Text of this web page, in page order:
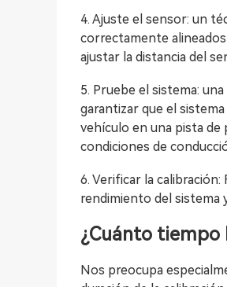
4. Ajuste el sensor: un
correctamente
ajustar la distancia del
5. Pruebe el sistema:
garantizar que el
vehículo en una pista de
condiciones de
6. Verificar la
rendimiento del sistema
¿Cuánto tiempo
Nos preocupa